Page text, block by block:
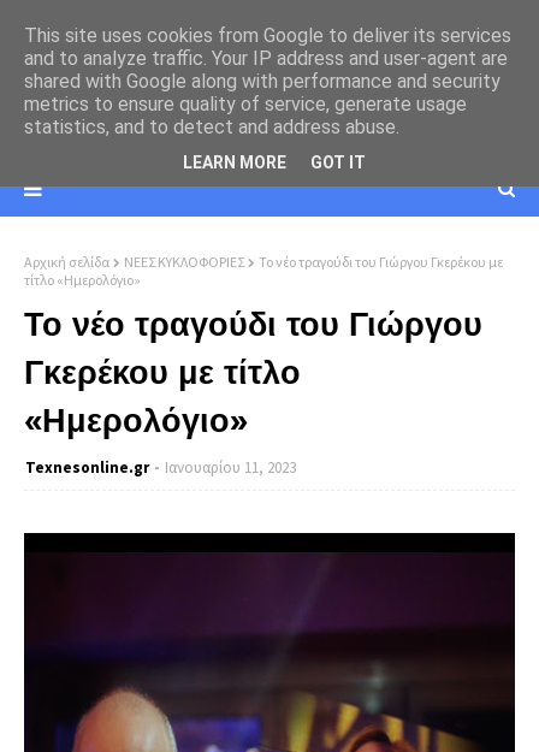
Αρχική σελίδα ΝΕΕΣ ΚΥΚΛΟΦΟΡΙΕΣ
Το νέο τραγούδι του Γιώργου Γκερέκου με
τίτλο «Ημερολόγιο»
Το νέο τραγούδι του Γιώργου
Γκερέκου με τίτλο
«Ημερολόγιο»
Texnesοnline.gr Ιανουαρίου 11, 2023
This site uses cookies from Google to deliver its services
and to analyze traffic. Your IP address and user-agent are
shared with Google along with performance and security
metrics to ensure quality of service, generate usage
statistics, and to detect and address abuse.
LEARN MORE GOT IT